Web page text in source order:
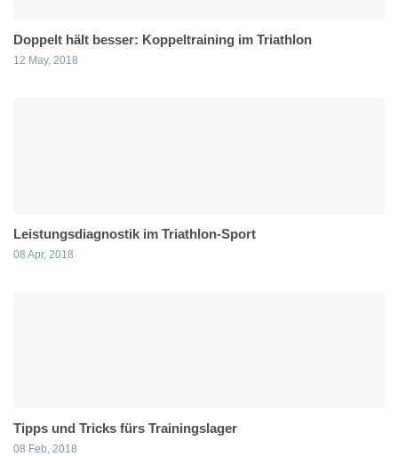
Doppelt hält besser: Koppeltraining im Triathlon
12 May, 2018
Leistungsdiagnostik im Triathlon-Sport
08 Apr, 2018
Tipps und Tricks fürs Trainingslager
08 Feb, 2018